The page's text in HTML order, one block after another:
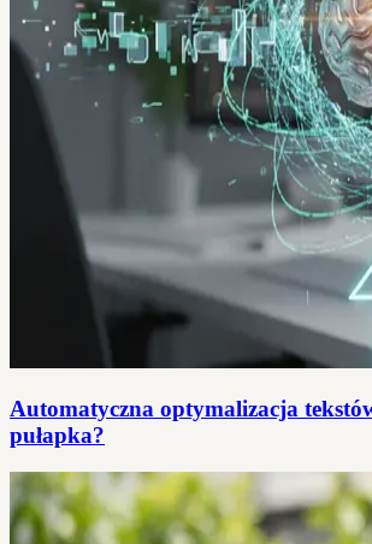
Automatyczna optymalizacja
pułapka?